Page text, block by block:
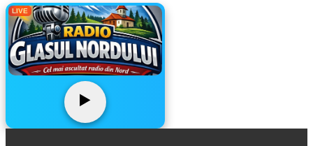
LIVE
▶️